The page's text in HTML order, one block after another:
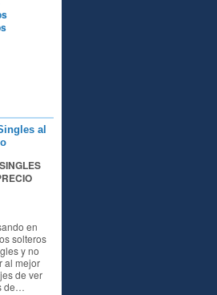
al
en
solteros
y no
al mejor
de ver
de…